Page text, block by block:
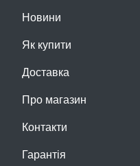
Новини
Як купити
Доставка
Про магазин
Контакти
Гарантія